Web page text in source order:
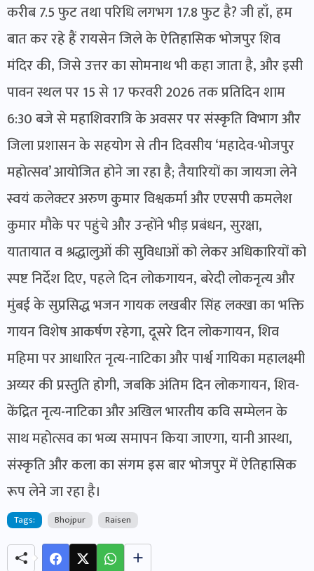
करीब 7.5 फुट तथा परिधि लगभग 17.8 फुट है? जी हाँ, हम
बात कर रहे हैं रायसेन जिले के ऐतिहासिक भोजपुर शिव
मंदिर की, जिसे उत्तर का सोमनाथ भी कहा जाता है, और इसी
पावन स्थल पर 15 से 17 फरवरी 2026 तक प्रतिदिन शाम
6:30 बजे से महाशिवरात्रि के अवसर पर संस्कृति विभाग और
जिला प्रशासन के सहयोग से तीन दिवसीय ‘महादेव-भोजपुर
महोत्सव’ आयोजित होने जा रहा है; तैयारियों का जायजा लेने
स्वयं कलेक्टर अरुण कुमार विश्वकर्मा और एएसपी कमलेश
कुमार मौके पर पहुंचे और उन्होंने भीड़ प्रबंधन, सुरक्षा,
यातायात व श्रद्धालुओं की सुविधाओं को लेकर अधिकारियों को
स्पष्ट निर्देश दिए, पहले दिन लोकगायन, बरेदी लोकनृत्य और
मुंबई के सुप्रसिद्ध भजन गायक लखबीर सिंह लक्खा का भक्ति
गायन विशेष आकर्षण रहेगा, दूसरे दिन लोकगायन, शिव
महिमा पर आधारित नृत्य-नाटिका और पार्श्व गायिका महालक्ष्मी
अय्यर की प्रस्तुति होगी, जबकि अंतिम दिन लोकगायन, शिव-
केंद्रित नृत्य-नाटिका और अखिल भारतीय कवि सम्मेलन के
साथ महोत्सव का भव्य समापन किया जाएगा, यानी आस्था,
संस्कृति और कला का संगम इस बार भोजपुर में ऐतिहासिक
रूप लेने जा रहा है।
Tags: Bhojpur Raisen